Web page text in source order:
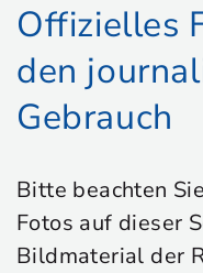
Offizielles
den
Gebrauch
Bitte beachten
Fotos auf dieser
Bildmaterial der